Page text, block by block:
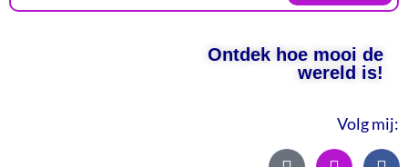
Ontdek hoe mooi de
wereld is!
Volg mij: